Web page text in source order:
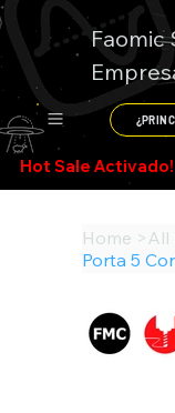
Faomic
Home > All